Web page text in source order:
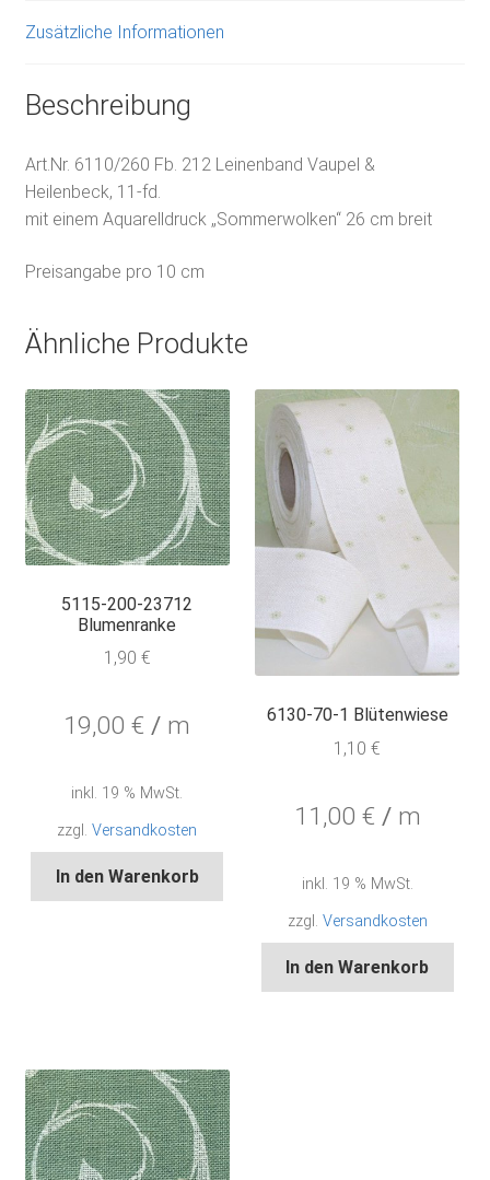
Zusätzliche Informationen
Beschreibung
Art.Nr. 6110/260 Fb. 212 Leinenband Vaupel &
Heilenbeck, 11-fd.
mit einem Aquarelldruck „Sommerwolken“ 26 cm breit
Preisangabe pro 10 cm
Ähnliche Produkte
5115-200-23712
Blumenranke
1,90 €
19,00€ / m
inkl. 19 % MwSt.
zzgl.Versandkosten
In den Warenkorb
6130-70-1 Blütenwiese
1,10€
11,00 € / m
inkl. 19 % MwSt.
zzgl. Versandkosten
In den Warenkorb